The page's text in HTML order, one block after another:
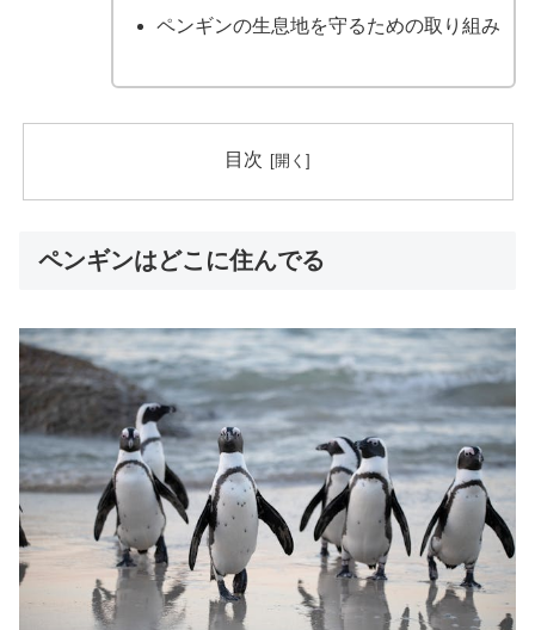
ペンギンの生息地を守るための取り組み
目次
ペンギンはどこに住んでる